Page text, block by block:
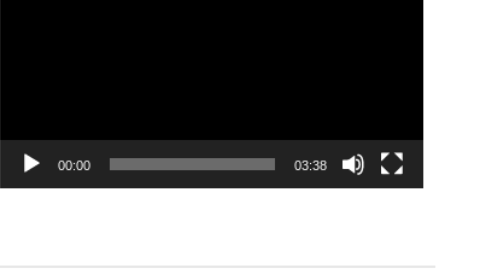
00:00 03:38